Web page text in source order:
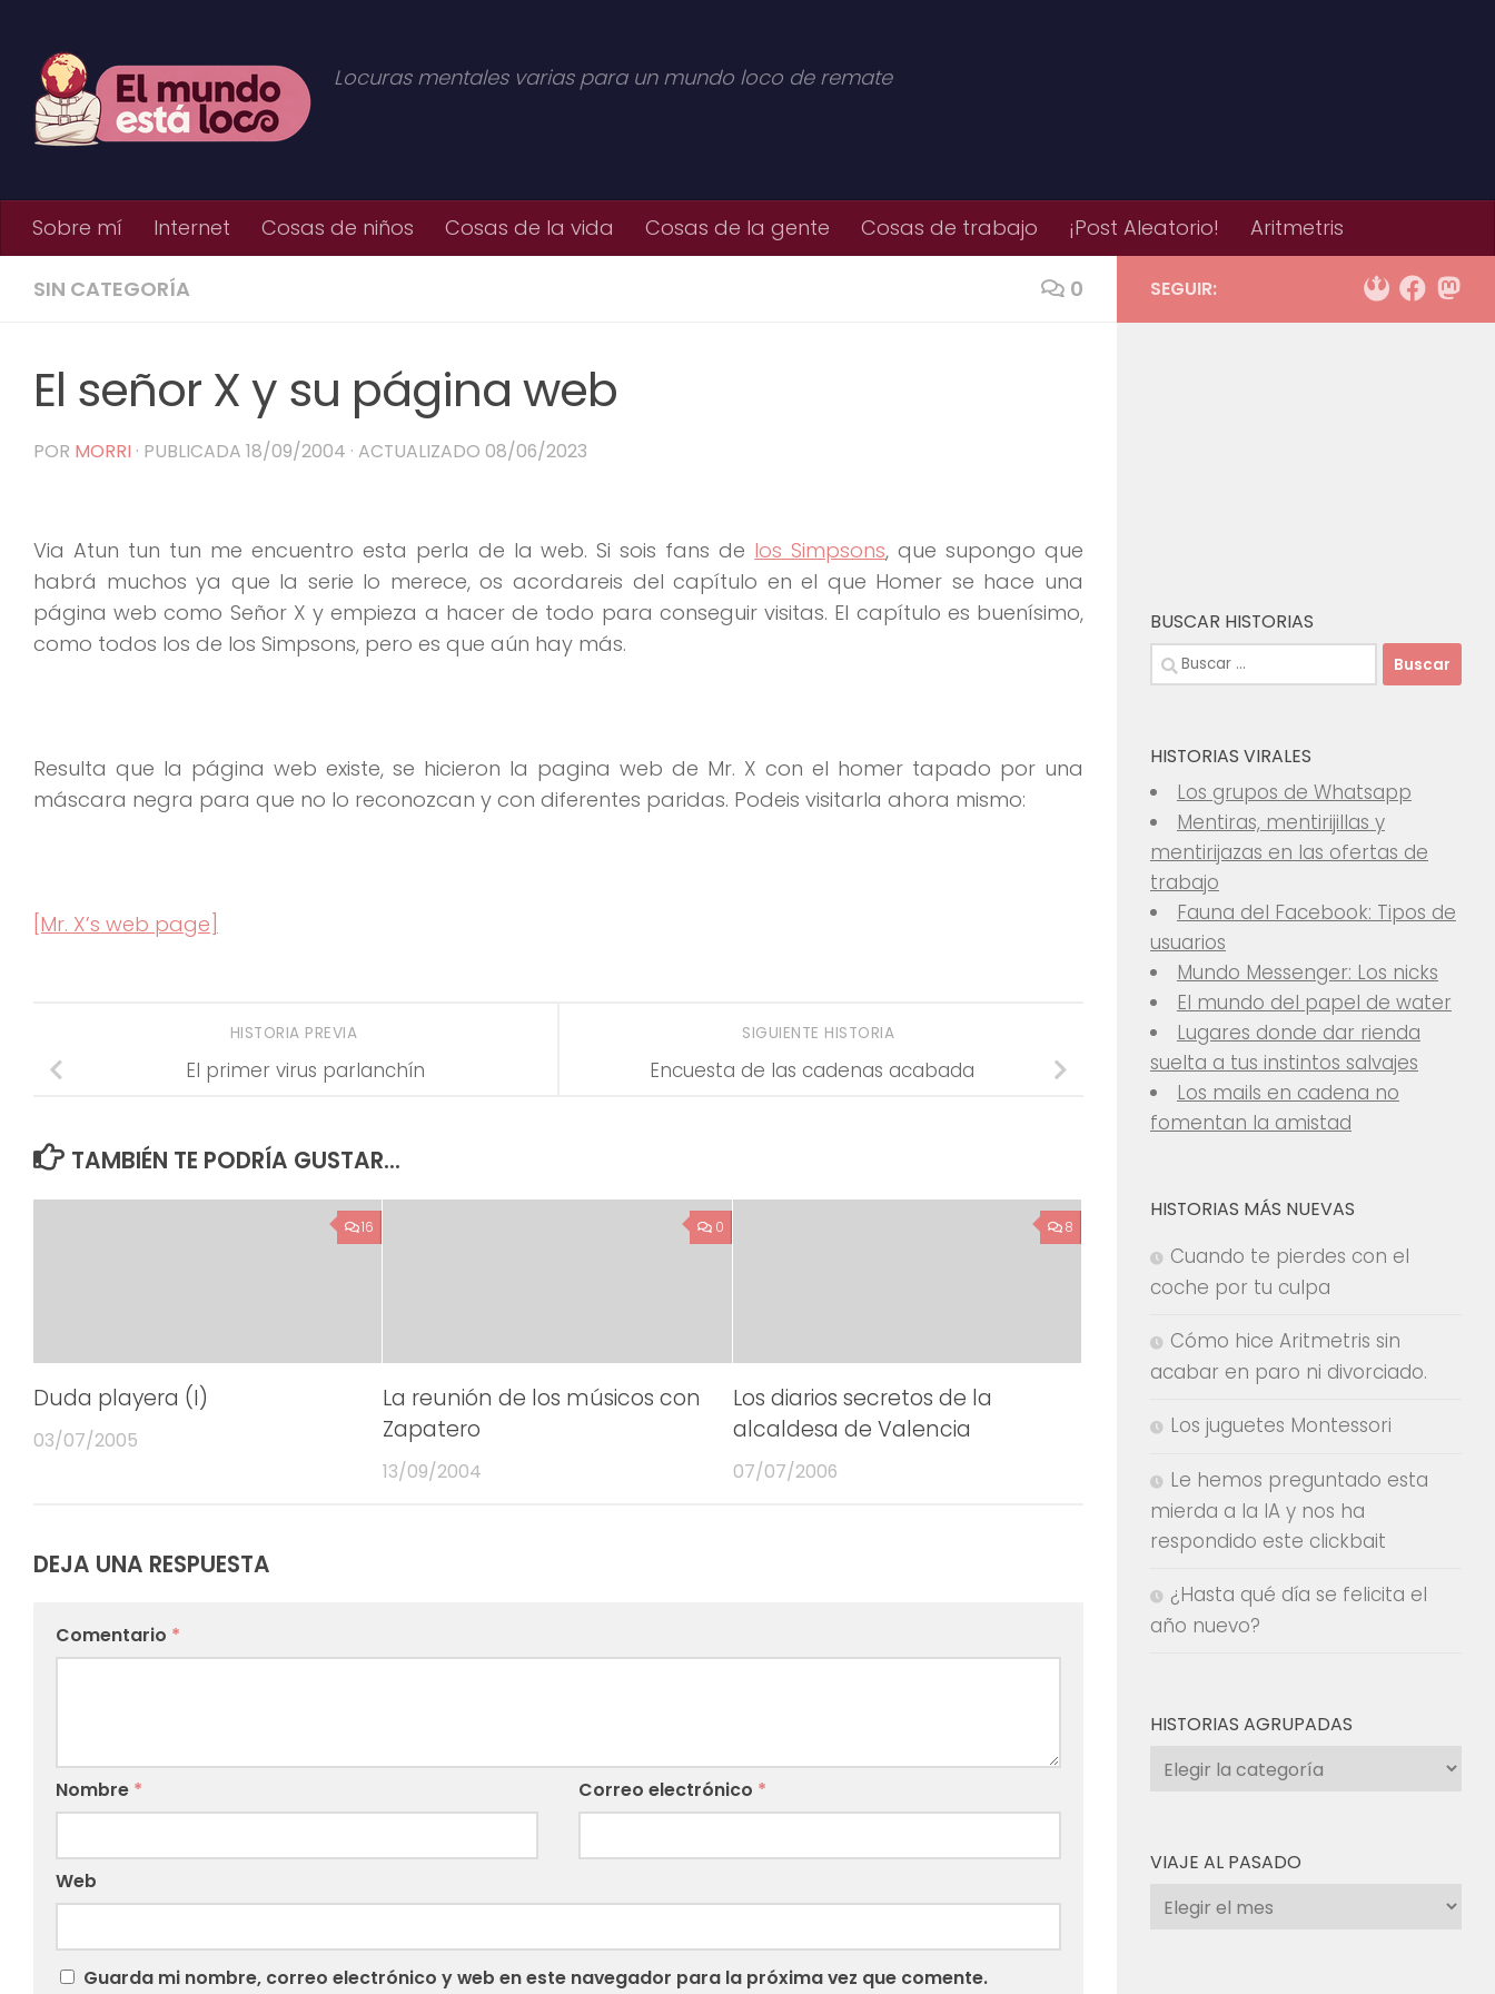
Locuras mentales varias para un mundo loco de remate
Sobre mí Internet Cosas de niños Cosas de la vida Cosas de la gente Cosas de trabajo ¡Post Aleatorio! Aritmetris
SIN CATEGORÍA 0
El señor X y su página web
POR MORRI · PUBLICADA 18/09/2004 · ACTUALIZADO 08/06/2023
Via Atun tun tun me encuentro esta perla de la web. Si sois fans de los Simpsons, que supongo que
habrá muchos ya que la serie lo merece, os acordareis del capítulo en el que Homer se hace una
página web como Señor X y empieza a hacer de todo para conseguir visitas. El capítulo es buenísimo,
como todos los de los Simpsons, pero es que aún hay más.
Resulta que la página web existe, se hicieron la pagina web de Mr. X con el homer tapado por una
máscara negra para que no lo reconozcan y con diferentes paridas. Podeis visitarla ahora mismo:
[Mr. X’s web page]
SIGUIENTE HISTORIA
Encuesta de las cadenas acabada
HISTORIA PREVIA
El primer virus parlanchín
TAMBIÉN TE PODRÍA GUSTAR...
16
Duda playera (I)
03/07/2005
0
La reunión de los músicos con
Zapatero
13/09/2004
8
Los diarios secretos de la
alcaldesa de Valencia
07/07/2006
DEJA UNA RESPUESTA
Comentario *
Nombre * Correo electrónico *
Web
Guarda mi nombre, correo electrónico y web en este navegador para la próxima vez que comente.
SEGUIR:
BUSCAR HISTORIAS
Buscar:
HISTORIAS VIRALES
Los grupos de Whatsapp
Mentiras, mentirijillas y
mentirijazas en las ofertas de
trabajo
Fauna del Facebook: Tipos de
usuarios
Mundo Messenger: Los nicks
El mundo del papel de water
Lugares donde dar rienda
suelta a tus instintos salvajes
Los mails en cadena no
fomentan la amistad
HISTORIAS MÁS NUEVAS
Cuando te pierdes con el
coche por tu culpa
Cómo hice Aritmetris sin
acabar en paro ni divorciado.
Los juguetes Montessori
Le hemos preguntado esta
mierda a la IA y nos ha
respondido este clickbait
¿Hasta qué día se felicita el
año nuevo?
HISTORIAS AGRUPADAS
Historias
agrupadas
VIAJE AL PASADO
Viaje